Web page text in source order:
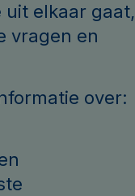
uit elkaar gaat,
vragen en
over: